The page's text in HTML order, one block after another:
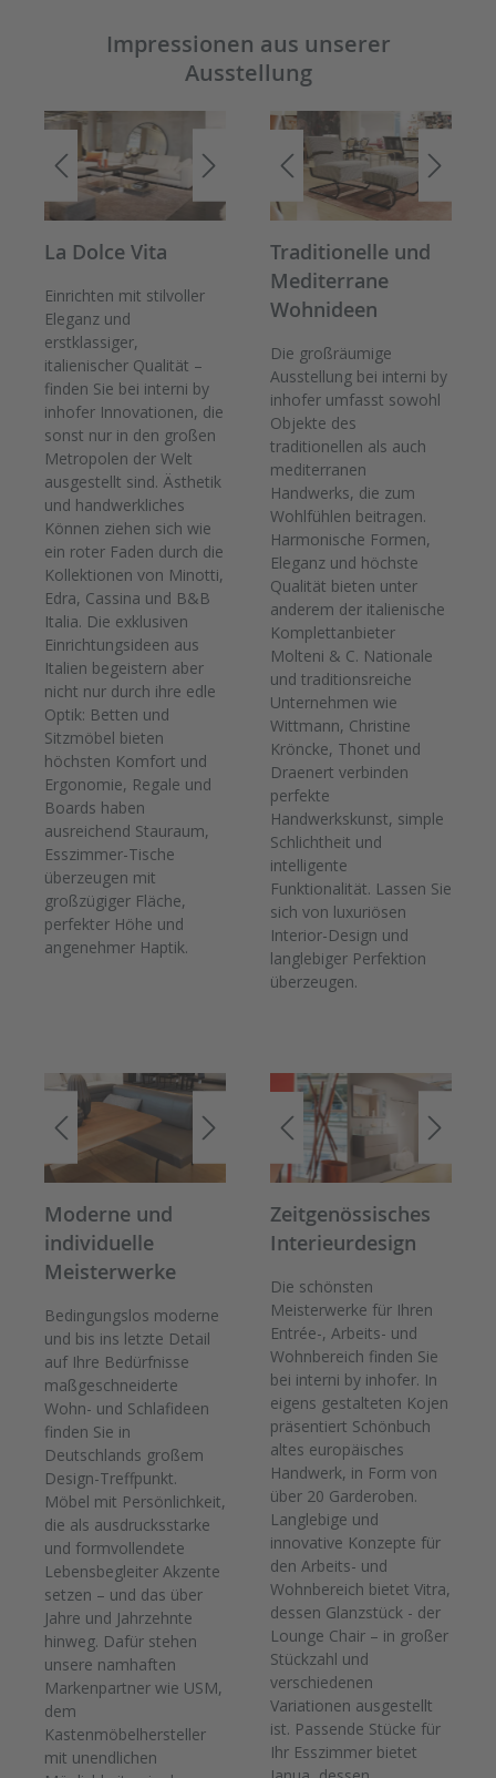
Impressionen aus unserer
Ausstellung
La Dolce Vita
Einrichten mit stilvoller
Eleganz und
erstklassiger,
italienischer Qualität –
finden Sie bei interni by
inhofer Innovationen, die
sonst nur in den großen
Metropolen der Welt
ausgestellt sind. Ästhetik
und handwerkliches
Können ziehen sich wie
ein roter Faden durch die
Kollektionen von Minotti,
Edra, Cassina und B&B
Italia. Die exklusiven
Einrichtungsideen aus
Italien begeistern aber
nicht nur durch ihre edle
Optik: Betten und
Sitzmöbel bieten
höchsten Komfort und
Ergonomie, Regale und
Boards haben
ausreichend Stauraum,
Esszimmer-Tische
überzeugen mit
großzügiger Fläche,
perfekter Höhe und
angenehmer Haptik.
Traditionelle und
Mediterrane
Wohnideen
Die großräumige
Ausstellung bei interni by
inhofer umfasst sowohl
Objekte des
traditionellen als auch
mediterranen
Handwerks, die zum
Wohlfühlen beitragen.
Harmonische Formen,
Eleganz und höchste
Qualität bieten unter
anderem der italienische
Komplettanbieter
Molteni & C. Nationale
und traditionsreiche
Unternehmen wie
Wittmann, Christine
Kröncke, Thonet und
Draenert verbinden
perfekte
Handwerkskunst, simple
Schlichtheit und
intelligente
Funktionalität. Lassen Sie
sich von luxuriösen
Interior-Design und
langlebiger Perfektion
überzeugen.
Moderne und
individuelle
Meisterwerke
Bedingungslos moderne
und bis ins letzte Detail
auf Ihre Bedürfnisse
maßgeschneiderte
Wohn- und Schlafideen
finden Sie in
Deutschlands großem
Design-Treffpunkt.
Möbel mit Persönlichkeit,
die als ausdrucksstarke
und formvollendete
Lebensbegleiter Akzente
setzen – und das über
Jahre und Jahrzehnte
hinweg. Dafür stehen
unsere namhaften
Markenpartner wie USM,
dem
Kastenmöbelhersteller
mit unendlichen
Zeitgenössisches
Interieurdesign
Die schönsten
Meisterwerke für Ihren
Entrée-, Arbeits- und
Wohnbereich finden Sie
bei interni by inhofer. In
eigens gestalteten Kojen
präsentiert Schönbuch
altes europäisches
Handwerk, in Form von
über 20 Garderoben.
Langlebige und
innovative Konzepte für
den Arbeits- und
Wohnbereich bietet Vitra,
dessen Glanzstück - der
Lounge Chair – in großer
Stückzahl und
verschiedenen
Variationen ausgestellt
ist. Passende Stücke für
Ihr Esszimmer bietet